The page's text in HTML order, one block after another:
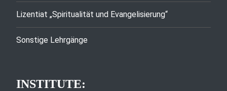
Lizentiat „Spiritualität und Evangelisierung“
Sonstige Lehrgänge
INSTITUTE: